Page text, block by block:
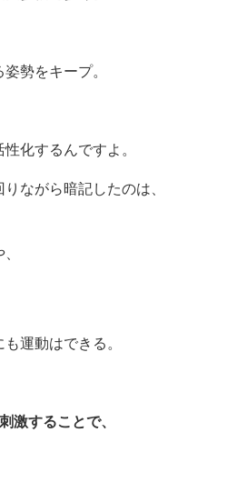
勢をキープ。
化するんですよ。
ながら暗記したのは、
運動はできる。
激することで、